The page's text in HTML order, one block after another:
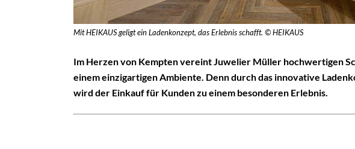
Mit HEIKAUS geligt ein Ladenkonzept, das Erlebnis schafft. © HEIKAUS
Im Herzen von Kempten vereint Juwelier Müller hochwertigen
einem einzigartigen Ambiente. Denn durch das innovative
wird der Einkauf für Kunden zu einem besonderen Erlebnis.